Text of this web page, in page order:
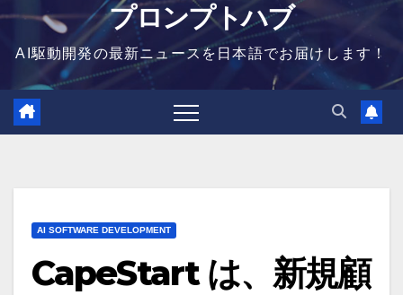
プロンプトハブ
AI駆動開発の最新ニュースを日本語でお届けします！
AI SOFTWARE DEVELOPMENT
CapeStart は、新規顧